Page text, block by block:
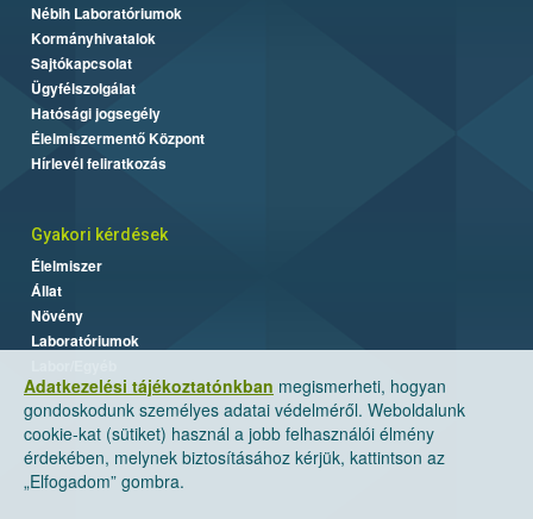
Adatkezelési tájékoztatónkban megismerheti, hogyan
gondoskodunk személyes adatai védelméről. Weboldalunk
cookie-kat (sütiket) használ a jobb felhasználói élmény
érdekében, melynek biztosításához kérjük, kattintson az
„Elfogadom” gombra.
Nébih Laboratóriumok
Kormányhivatalok
Sajtókapcsolat
Ügyfélszolgálat
Hatósági jogsegély
Élelmiszermentő Központ
Hírlevél feliratkozás
Gyakori kérdések
Élelmiszer
Állat
Növény
Laboratóriumok